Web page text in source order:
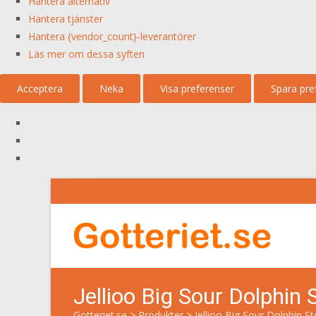
Hantera tjänster
Hantera {vendor_count}-leverantörer
Läs mer om dessa syften
Acceptera Neka Visa preferenser Spara
Jellioo Big Sour Dolphin